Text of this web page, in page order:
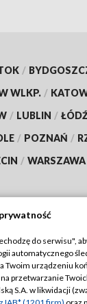
/
WLKP. /
/ LUBLIN /
/ POZNAŃ /
/ WARSZAWA
TVP
Regulamin
do serwisu",
automatycznego
Twoim urządzeniu
przetwarzanie
S.A. w likwidacji